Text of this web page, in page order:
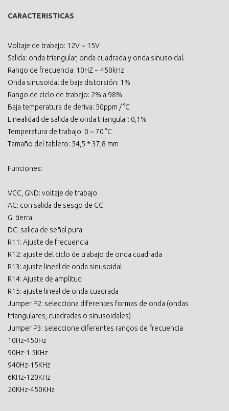
CARACTERISTICAS
Voltaje de trabajo: 12V ~ 15V
Salida: onda triangular, onda cuadrada y onda sinusoidal.
Rango de frecuencia: 10HZ ~ 450kHz
Onda sinusoidal de baja distorsión: 1%
Rango de ciclo de trabajo: 2% a 98%
Baja temperatura de deriva: 50ppm / °C
Linealidad de salida de onda triangular: 0,1%
Temperatura de trabajo: 0 ~ 70 °C
Tamaño del tablero: 54,5 * 37,8 mm
Funciones:
VCC, GND: voltaje de trabajo
AC: con salida de sesgo de CC
G: tierra
DC: salida de señal pura
R11: Ajuste de frecuencia
R12: ajuste del ciclo de trabajo de onda cuadrada
R13: ajuste lineal de onda sinusoidal
R14: Ajuste de amplitud
R15: ajuste lineal de onda cuadrada
Jumper P2: selecciona diferentes formas de onda (ondas
triangulares, cuadradas o sinusoidales)
Jumper P3: seleccione diferentes rangos de frecuencia
10Hz-450Hz
90Hz-1.5KHz
940Hz-15KHz
6KHz-120KHz
20KHz-450KHz